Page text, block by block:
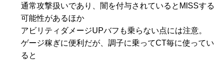
通常攻撃扱いであり、闇を付与されているとMISSする
可能性があるほか
アビリティダメージUPバフも乗らない点には注意。
ゲージ稼ぎに便利だが、調子に乗ってCT毎に使ってい
ると